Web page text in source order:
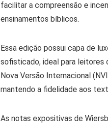
facilitar a compreensão e
ensinamentos bíblicos.
Essa edição possui capa de
sofisticado, ideal para leitores
Nova Versão Internacional
mantendo a fidelidade aos
As notas expositivas de